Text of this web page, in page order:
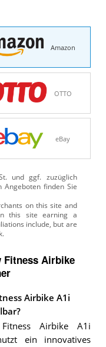
Amazon
OTTO
eBay
und ggf. zuzüglich
Angeboten finden Sie
Fitness Airbike
Airbike A1i
Airbike A1i
ein innovatives